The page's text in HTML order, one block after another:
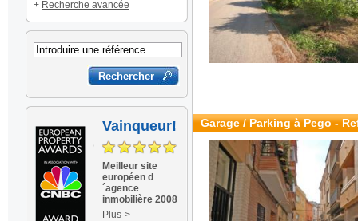
+ Recherche avancée
Vainqueur!
Meilleur site
européen d
´agence
inmobilière 2008
Plus->
Garage / Parking à Pego -